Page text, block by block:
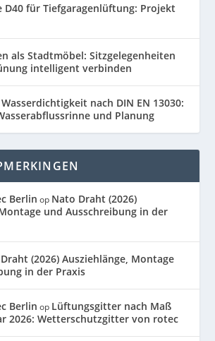
D40 für Tiefgaragenlüftung: Projekt
als Stadtmöbel: Sitzgelegenheiten
intelligent verbinden
nach DIN EN 13030:
und Planung
Berlin op Nato Draht (2026)
und Ausschreibung in der
(2026) Ausziehlänge, Montage
in der Praxis
Berlin op Lüftungsgitter nach Maß
2026: Wetterschutzgitter von rotec